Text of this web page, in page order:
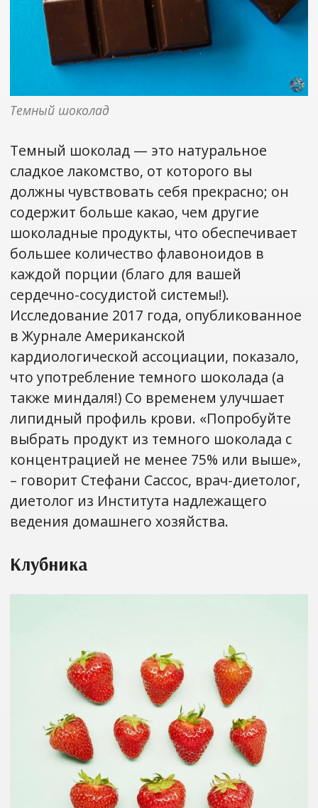
Темный шоколад
Темный шоколад — это натуральное
сладкое лакомство, от которого вы
должны чувствовать себя прекрасно; он
содержит больше какао, чем другие
шоколадные продукты, что обеспечивает
большее количество флавоноидов в
каждой порции (благо для вашей
сердечно-сосудистой системы!).
Исследование 2017 года, опубликованное
в Журнале Американской
кардиологической ассоциации, показало,
что употребление темного шоколада (а
также миндаля!) Со временем улучшает
липидный профиль крови. «Попробуйте
выбрать продукт из темного шоколада с
концентрацией не менее 75% или выше»,
– говорит Стефани Сассос, врач-диетолог,
диетолог из Института надлежащего
ведения домашнего хозяйства.
Клубника